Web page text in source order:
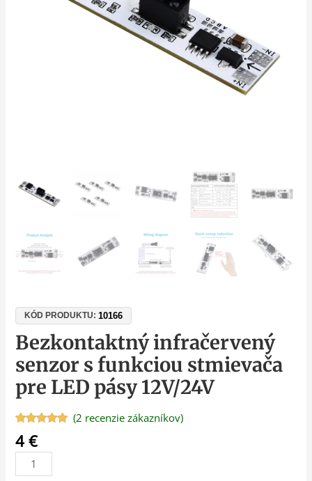
KÓD PRODUKTU:10166
Bezkontaktný infračervený
senzor s funkciou stmievača
pre LED pásy 12V/24V
5.00z 5 na
základe
zákazníckych
recenzií
(2 recenzie zákazníkov)
4€